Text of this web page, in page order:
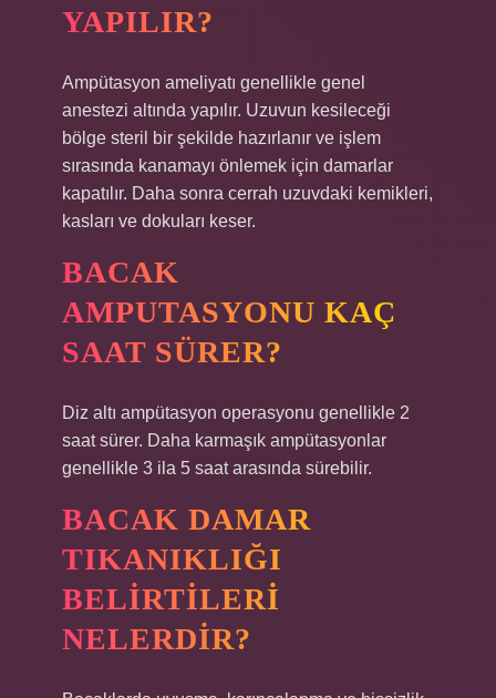
YAPILIR?
Ampütasyon ameliyatı genellikle genel
anestezi altında yapılır. Uzuvun kesileceği
bölge steril bir şekilde hazırlanır ve işlem
sırasında kanamayı önlemek için damarlar
kapatılır. Daha sonra cerrah uzuvdaki kemikleri,
kasları ve dokuları keser.
BACAK
AMPUTASYONU KAÇ
SAAT SÜRER?
Diz altı ampütasyon operasyonu genellikle 2
saat sürer. Daha karmaşık ampütasyonlar
genellikle 3 ila 5 saat arasında sürebilir.
BACAK DAMAR
TIKANIKLIĞI
BELIRTILERI
NELERDIR?